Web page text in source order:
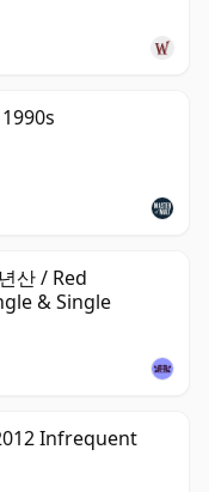
산 / Red
& Single
Infrequent